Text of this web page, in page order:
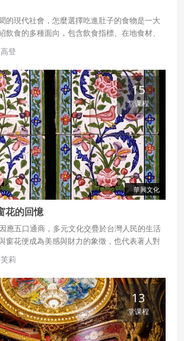
的現代社會，怎麼選擇吃進肚子的食物是一大
飲食的多種面向，包含飲食指標、在地食材、
毒、食農教育等，還有健康沙拉罐的實作步
健康美味兼具，又能滿足人體所需營養的方法
登
華興文化
15
堂课程
花的回憶
應五口通商，多元文化交疊於台灣人民的生活
窗花便成為美感與財力的象徵，也代表著人對
程藉由觀察設計窗花花磚，讓學生重新體會往
與創意。
莉
13
堂课程